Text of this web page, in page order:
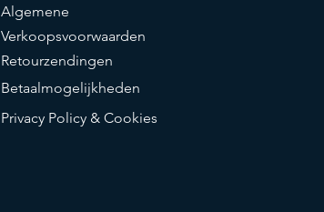
Algemene
Verkoopsvoorwaarden
Retourzendingen
Betaalmogelijkheden
Privacy Policy & Cookies